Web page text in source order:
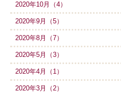
2020年10月（4）
2020年9月（5）
2020年8月（7）
2020年5月（3）
2020年4月（1）
2020年3月（2）